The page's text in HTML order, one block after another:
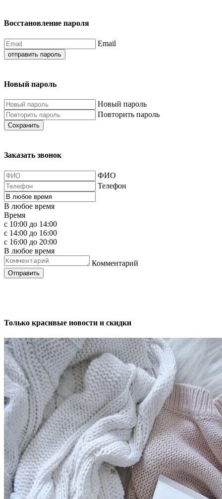
Восстановление пароля
Email
отправить пароль
Новый пароль
Новый пароль
Повторить пароль
Сохранить
Заказать звонок
ФИО
Телефон
В любое время
Время
с 10:00 до 14:00
с 14:00 до 16:00
с 16:00 до 20:00
В любое время
Комментарий
Отправить
Только красивые новости и скидки